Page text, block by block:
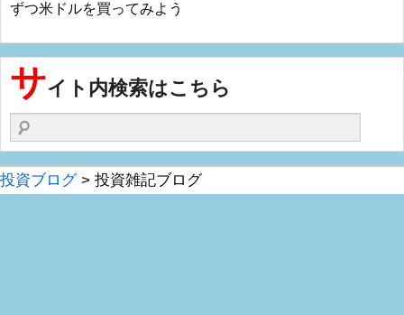
ずつ米ドルを買ってみよう
サイト内検索はこちら
検索する
投資ブログ> 投資雑記ブログ